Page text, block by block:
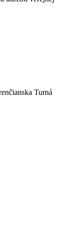
Turná